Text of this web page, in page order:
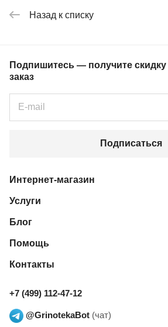
Назад к списку
Подпишитесь — получите
заказ
Подписаться
Интернет-магазин
Услуги
Блог
Помощь
Контакты
+7 (499) 112-47-12
@GrinotekaBot (чат)